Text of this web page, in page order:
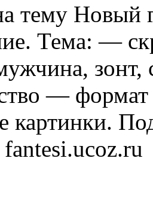
тему Новый
Тема: —
зонт,
— формат
картинки.